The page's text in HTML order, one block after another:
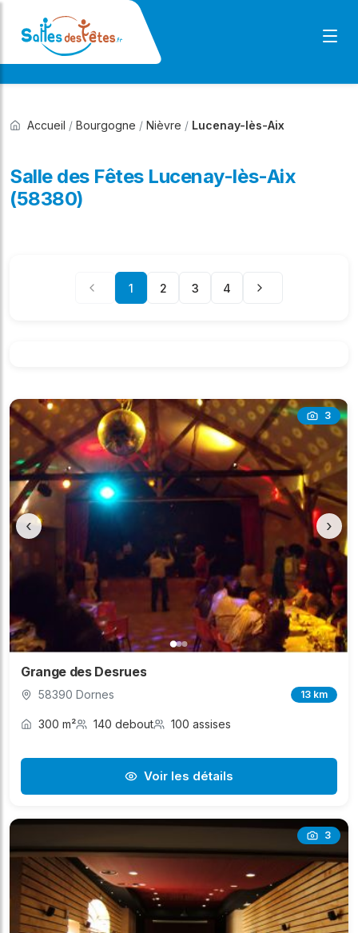
Accueil / Bourgogne / Nièvre / Lucenay-lès-Aix
Salle des Fêtes Lucenay-lès-Aix
(58380)
1 2 3 4
3
‹ ›
Grange des Desrues
58390 Dornes 13 km
300 m² 140 debout 100 assises
Voir les détails
3